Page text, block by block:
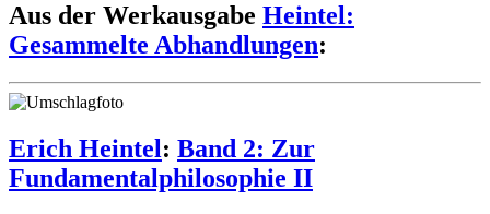
Aus der Werkausgabe Heintel:
Gesammelte Abhandlungen:
Erich Heintel: Band 2: Zur
Fundamentalphilosophie II